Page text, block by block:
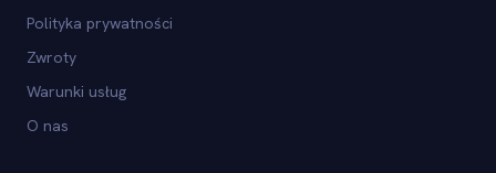
Polityka prywatności
Zwroty
Warunki usług
O nas